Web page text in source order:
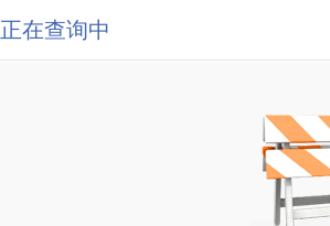
正在查询中